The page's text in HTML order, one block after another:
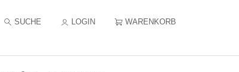
SUCHE LOGIN WARENKORB